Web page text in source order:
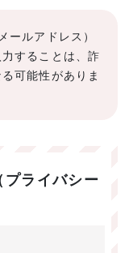
ルアドレス）
することは、詐
可能性がありま
ライバシー